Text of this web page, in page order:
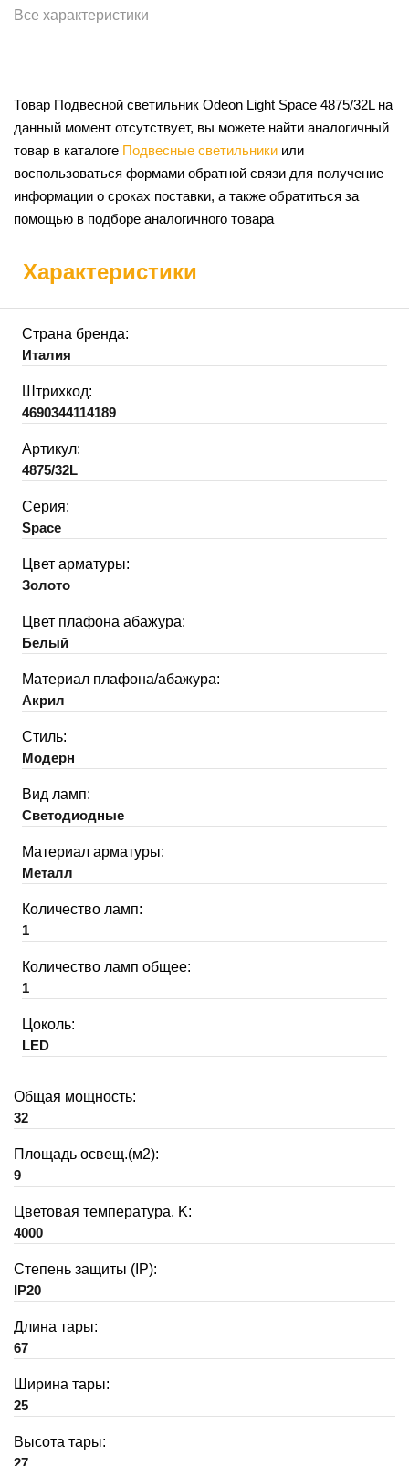
Все характеристики
Товар Подвесной светильник Odeon Light Space 4875/32L на
данный момент отсутствует, вы можете найти аналогичный
товар в каталоге Подвесные светильники или
воспользоваться формами обратной связи для получение
информации о сроках поставки, а также обратиться за
помощью в подборе аналогичного товара
Характеристики
Страна бренда:
Италия
Штрихкод:
4690344114189
Артикул:
4875/32L
Серия:
Space
Цвет арматуры:
Золото
Цвет плафона абажура:
Белый
Материал плафона/абажура:
Акрил
Стиль:
Модерн
Вид ламп:
Светодиодные
Материал арматуры:
Металл
Количество ламп:
1
Количество ламп общее:
1
Цоколь:
LED
Общая мощность:
32
Площадь освещ.(м2):
9
Цветовая температура, K:
4000
Степень защиты (IP):
IP20
Длина тары:
67
Ширина тары:
25
Высота тары:
27